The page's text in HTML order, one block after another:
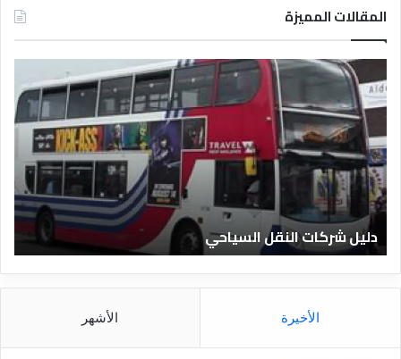
المقالات المميزة
د
ي
ل
ا
ل
ف
ن
ا
د
ق
ا
ل
م
ر
دليل الفنادق المصرية
الأخيرة الأشهر